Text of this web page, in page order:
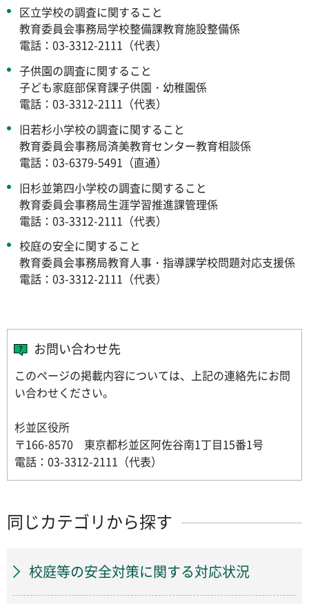
区立学校の調査に関すること
教育委員会事務局学校整備課教育施設整備係
電話：03-3312-2111（代表）
子供園の調査に関すること
子ども家庭部保育課子供園・幼稚園係
電話：03-3312-2111（代表）
旧若杉小学校の調査に関すること
教育委員会事務局済美教育センター教育相談係
電話：03-6379-5491（直通）
旧杉並第四小学校の調査に関すること
教育委員会事務局生涯学習推進課管理係
電話：03-3312-2111（代表）
校庭の安全に関すること
教育委員会事務局教育人事・指導課学校問題対応支援係
電話：03-3312-2111（代表）
お問い合わせ先
このページの掲載内容については、上記の連絡先にお問
い合わせください。
杉並区役所
〒166-8570 東京都杉並区阿佐谷南1丁目15番1号
電話：03-3312-2111（代表）
同じカテゴリから探す
校庭等の安全対策に関する対応状況